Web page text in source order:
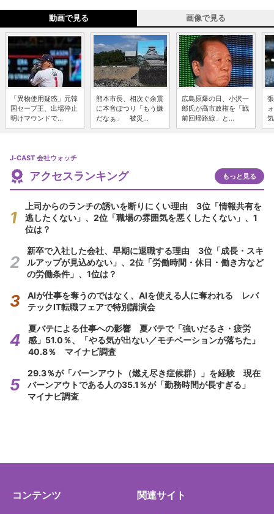
動画で見る 画像で見る
「異物使用疑惑」元韓
国セーブ王、出場停止
明けマウンドで...
熊本市長、相次ぐ余震
に本音ぽつり「もう嫌
だなぁ」 被災...
広島原爆の日、小沢一
郎氏が高市政権を「戦
前回帰路線」と...
J-CAST 会社ウォッチ
アクセスランキング もっと見る
上司からのランチの誘いを断りにくい理由 3位「情報共有を
逃したくない」、2位「職場の雰囲気を悪くしたくない」、1
位は？
新卒で入社した会社、早期に退職する理由 3位「成長・スキ
ルアップが見込めない」、2位「労働時間・休日・働き方など
の労働条件」、1位は？
AIが仕事を奪うのではなく、AIを使える人に奪われる レバ
テックIT転職フェアで特別講演会
夏バテによる仕事への影響 夏バテで「強いだるさ・疲労
感」51.0％、「やる気が出ない／モチベーションが落ちた」
40.8％ マイナビ調査
29.3％が「バーンアウト（燃え尽き症候群）」を経験 現在
バーンアウトである人の35.1％が「勤務時間が長すぎる」
マイナビ調査
コンテンツ 関連サイト